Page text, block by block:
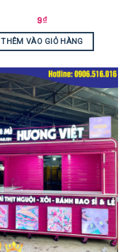
9₫
THÊM VÀO GIỎ HÀNG